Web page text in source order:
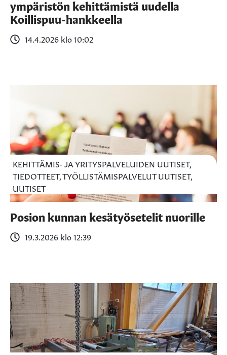
ympäristön kehittämistä uudella
Koillispuu-hankkeella
14.4.2026 klo 10:02
KEHITTÄMIS- JA YRITYSPALVELUIDEN UUTISET,
TIEDOTTEET, TYÖLLISTÄMISPALVELUT UUTISET,
UUTISET
Posion kunnan kesätyösetelit nuorille
19.3.2026 klo 12:39